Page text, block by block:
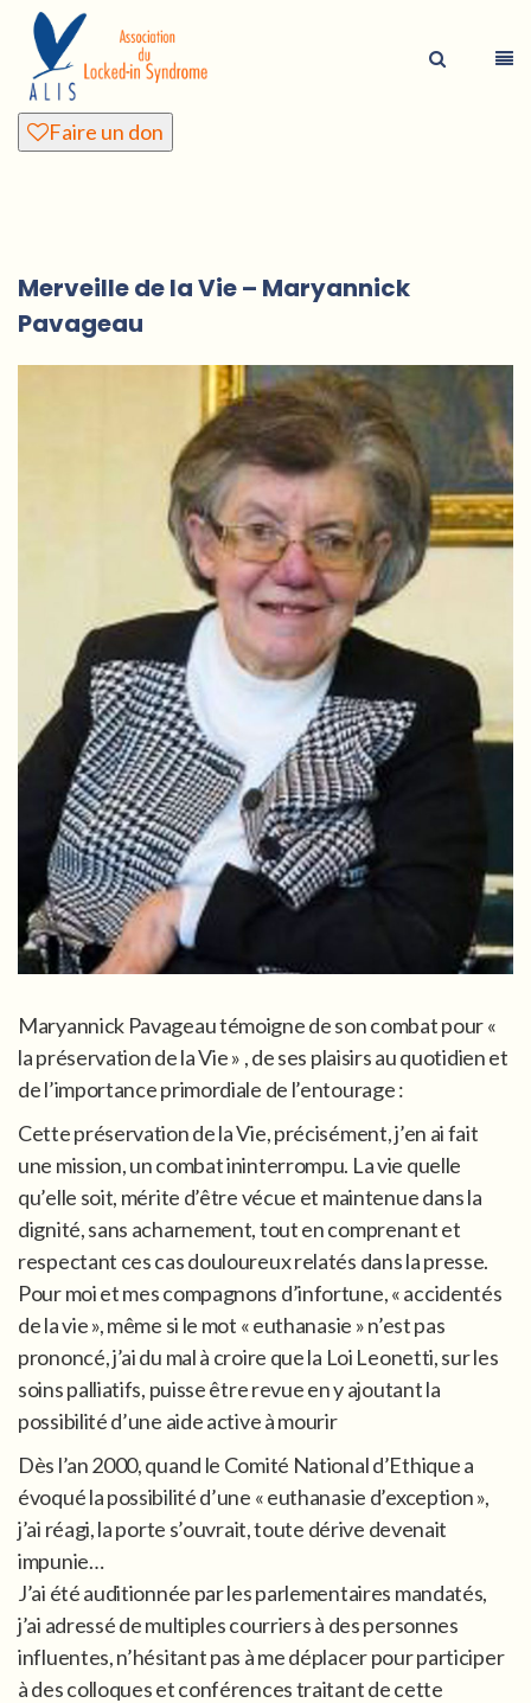
Faire un don
Merveille de la Vie – Maryannick
Pavageau
Maryannick Pavageau témoigne de son combat pour «
la préservation de la Vie » , de ses plaisirs au quotidien et
de l’importance primordiale de l’entourage :
Cette préservation de la Vie, précisément, j’en ai fait
une mission, un combat ininterrompu. La vie quelle
qu’elle soit, mérite d’être vécue et maintenue dans la
dignité, sans acharnement, tout en comprenant et
respectant ces cas douloureux relatés dans la presse.
Pour moi et mes compagnons d’infortune, « accidentés
de la vie », même si le mot « euthanasie » n’est pas
prononcé, j’ai du mal à croire que la Loi Leonetti, sur les
soins palliatifs, puisse être revue en y ajoutant la
possibilité d’une aide active à mourir
Dès l’an 2000, quand le Comité National d’Ethique a
évoqué la possibilité d’une « euthanasie d’exception »,
j’ai réagi, la porte s’ouvrait, toute dérive devenait
impunie…
J’ai été auditionnée par les parlementaires mandatés,
j’ai adressé de multiples courriers à des personnes
influentes, n’hésitant pas à me déplacer pour participer
à des colloques et conférences traitant de cette